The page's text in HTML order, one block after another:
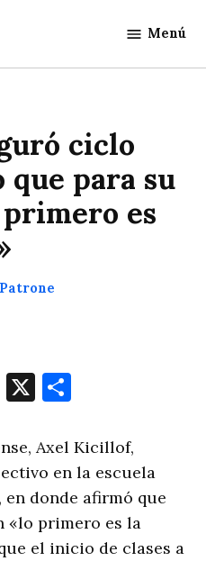
Menú
ciclo
para su
es
LinkedIn
X
Axel Kicillof,
en la escuela
donde afirmó que
«lo primero es la
el inicio de clases a